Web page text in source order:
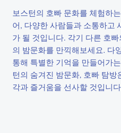
보스턴의 호빠 문화를 체험하
어, 다양한 사람들과 소통하고
가 될 것입니다. 각기 다른 호
의 밤문화를 만끽해보세요. 다
통해 특별한 기억을 만들어가
턴의 숨겨진 밤문화, 호빠 탐방
각과 즐거움을 선사할 것입니